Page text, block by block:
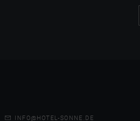
INFO@HOTEL-SONNE.DE